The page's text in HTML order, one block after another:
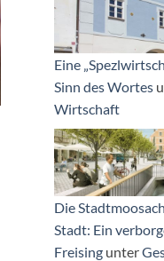
Eine
Sinn des Wortes
Wirtschaft
Die
Stadt: Ein
Freising unter